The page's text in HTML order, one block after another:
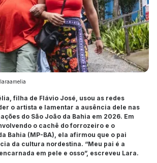
filha de Flávio José, usou as redes
o artista e lamentar a ausência dele nas
do São João da Bahia em 2026. Em
o cachê do forrozeiro e o
Bahia (MP-BA), ela afirmou que o pai
da cultura nordestina. “Meu pai é a
em pele e osso”, escreveu Lara.